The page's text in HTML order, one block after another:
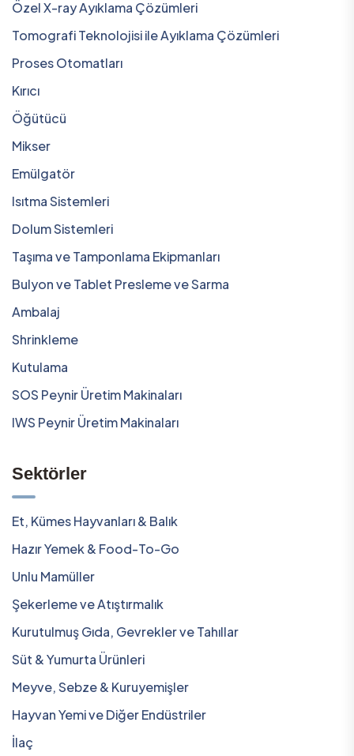
Özel X-ray Ayıklama Çözümleri
Tomografi Teknolojisi ile Ayıklama Çözümleri
Proses Otomatları
Kırıcı
Öğütücü
Mikser
Emülgatör
Isıtma Sistemleri
Dolum Sistemleri
Taşıma ve Tamponlama Ekipmanları
Bulyon ve Tablet Presleme ve Sarma
Ambalaj
Shrinkleme
Kutulama
SOS Peynir Üretim Makinaları
IWS Peynir Üretim Makinaları
Sektörler
Et, Kümes Hayvanları & Balık
Hazır Yemek & Food-To-Go
Unlu Mamüller
Şekerleme ve Atıştırmalık
Kurutulmuş Gıda, Gevrekler ve Tahıllar
Süt & Yumurta Ürünleri
Meyve, Sebze & Kuruyemişler
Hayvan Yemi ve Diğer Endüstriler
İlaç